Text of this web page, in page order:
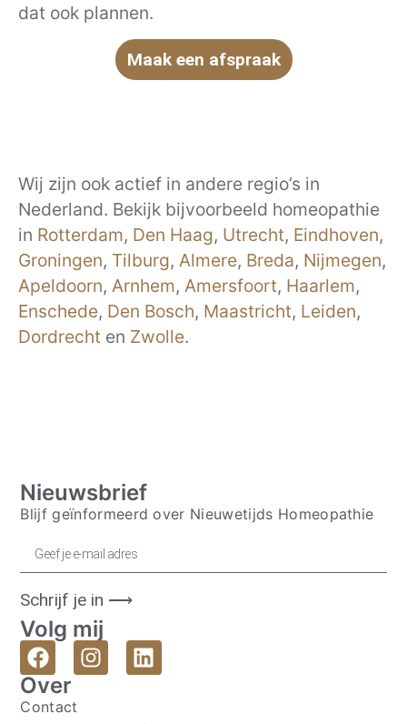
dat ook plannen.
Maak een afspraak
Wij zijn ook actief in andere regio’s in
Nederland. Bekijk bijvoorbeeld homeopathie
in Rotterdam, Den Haag, Utrecht, Eindhoven,
Groningen, Tilburg, Almere, Breda, Nijmegen,
Apeldoorn, Arnhem, Amersfoort, Haarlem,
Enschede, Den Bosch, Maastricht, Leiden,
Dordrecht en Zwolle.
Nieuwsbrief
Blijf geïnformeerd over Nieuwetijds Homeopathie
Schrijf je in ⟶
Volg mij
Over
Contact